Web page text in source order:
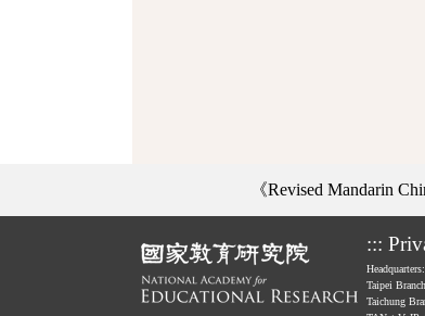
《Revised Mandarin
:::
Taipei
Taichung